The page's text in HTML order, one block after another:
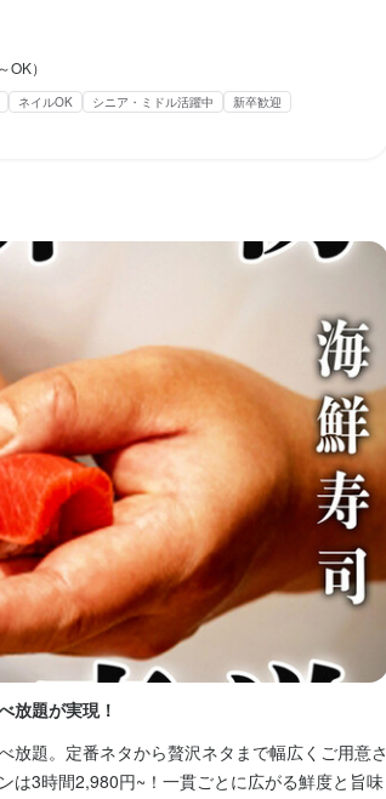
）
ネイルOK シニア・ミドル活躍中
新卒歓迎
放題が実現！
放題。定番ネタから贅沢ネタまで幅広くご用意さ
は3時間2,980円~！一貫ごとに広がる鮮度と旨味
きます。
、無理のない範囲で業務を進めていただけます。
を分担し、チームワークを大切にしています
ただきます。本部によるフォロー体制が整って
スキルアップできる環境です。分からないこと
てスタートできます。
候補として幅広い業務に携われます。海鮮・串
の独立やキャリアアップを目指す方に最適で
当に評価します。各種手当や昇給、キャリアア
長く安心して働ける環境です。
新卒歓迎
シニア・ミドル活躍中 女性活躍中
ブランクOK
理や飲み物の提供を担当していただきます。ご
クをお届けし、気持ちよく過ごしていただけ
となりますので、特別なスキルは必要ありま
タッフ同士で声を掛け合いながら分担してお
帯もありますが、無理のない範囲でシフトや担
くことができます。
がOJTで丁寧に指導します。業務の流れや接客
すので、初めての方やブランクのある方でも安
。独立実績も多数あり、将来自分のお店を持ち